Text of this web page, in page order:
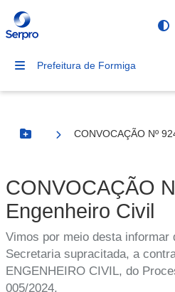
Prefeitura de Formiga
Botão Menu
CONVOCAÇÃO Nº
CONVOCAÇÃO
Engenheiro Civil
Vimos por meio desta informar
Secretaria supracitada, a
ENGENHEIRO CIVIL, do
005/2024.